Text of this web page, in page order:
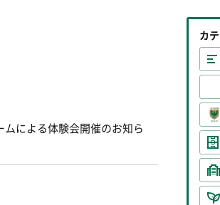
による体験会開催のお知ら
カ